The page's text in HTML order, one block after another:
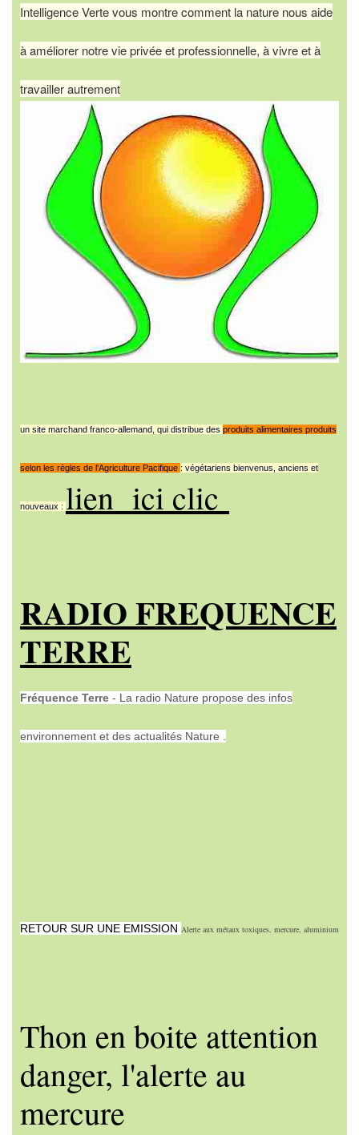
Intelligence Verte vous montre comment la nature nous aide
à améliorer notre vie privée et professionnelle, à vivre et à
travailler autrement
un site marchand franco-allemand, qui distribue des produits alimentaires produits
selon les règles de l'Agriculture Pacifique : végétariens bienvenus, anciens et
nouveaux : lien ici clic
RADIO FREQUENCE
TERRE
Fréquence Terre - La radio Nature propose des infos
environnement et des actualités Nature .
RETOUR SUR UNE EMISSION Alerte aux métaux toxiques, mercure, aluminium
Thon en boite attention
danger, l'alerte au
mercure